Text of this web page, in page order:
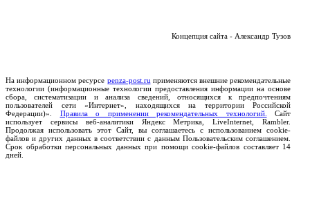
Концепция сайта - Александр Тузов
На информационном ресурсе penza-post.ru применяются внешние рекомендательные
технологии (информационные технологии предоставления информации на основе
сбора, систематизации и анализа сведений, относящихся к предпочтениям
пользователей сети «Интернет», находящихся на территории Российской
Федерации)». Правила о применении рекомендательных технологий.
Сайт
использует сервисы веб-аналитики Яндекс Метрика, LiveInternet, Rambler.
Продолжая использовать этот Сайт, вы соглашаетесь с использованием cookie-
файлов и других данных в соответствии с данным Пользовательским соглашением.
Срок обработки персональных данных при помощи cookie-файлов составляет 14
дней.